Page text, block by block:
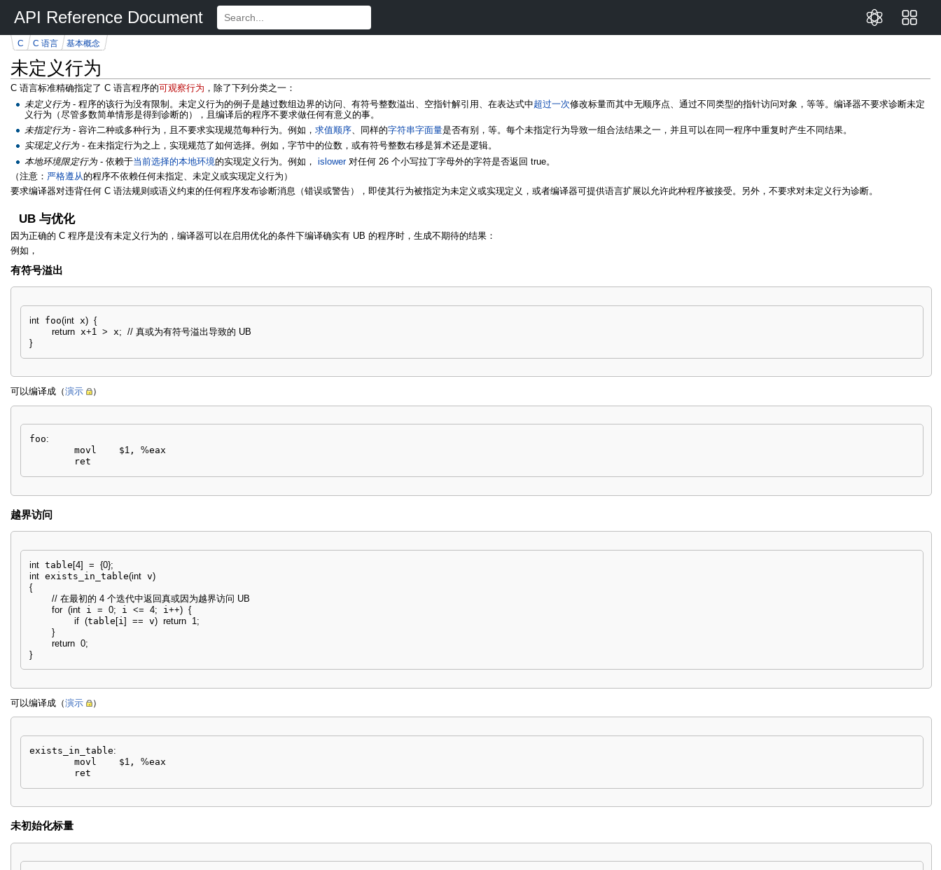
API Reference Document
未定义行为
C C 语言 基本概念
C 语言标准精确指定了 C 语言程序的可观察行为 ，除了下列分类之一：
未定义行为- 程序的该行为没有限制。未定义行为的例子是越过数组边界的访问、有符号整数溢出、空指针解引用、在表达式中超过一次修改标量而其中无顺序点、通过不同类型的指针访问对象，等等。编译器不要求诊断未定
义行为（尽管多数简单情形是得到诊断的），且编译后的程序不要求做任何有意义的事。
未指定行为- 容许二种或多种行为，且不要求实现规范每种行为。例如，求值顺序 、同样的字符串字面量是否有别，等。每个未指定行为导致一组合法结果之一，并且可以在同一程序中重复时产生不同结果。
实现定义行为- 在未指定行为之上，实现规范了如何选择。例如，字节中的位数，或有符号整数右移是算术还是逻辑。
本地环境限定行为- 依赖于当前选择的本地环境的实现定义行为。例如，islower对任何 26 个小写拉丁字母外的字符是否返回 true。
（注意： 严格遵从的程序不依赖任何未指定、未定义或实现定义行为）
要求编译器对违背任何 C 语法规则或语义约束的任何程序发布诊断消息（错误或警告），即使其行为被指定为未定义或实现定义，或者编译器可提供语言扩展以允许此种程序被接受。另外，不要求对未定义行为诊断。
UB 与优化
因为正确的 C 程序是没有未定义行为的，编译器可以在启用优化的条件下编译确实有 UB 的程序时，生成不期待的结果：
例如，
有符号溢出
int foo(int x) {
return x+1 > x;
// 真或为有符号溢出导致的 UB
}
可以编译成（演示 ）
foo:
        movl    $
1 , %eax
        ret
越界访问
int table[4] = {0};
int exists_in_table(int v)
{
// 在最初的 4 个迭代中返回真或因为越界访问 UB
for (int i = 0; i <= 4; i++) {
if (table[i] == v) return 1 ;
}
return 0;
}
可以编译成（演示 ）
exists_in_table:
        movl    $
1 , %eax
        ret
未初始化标量